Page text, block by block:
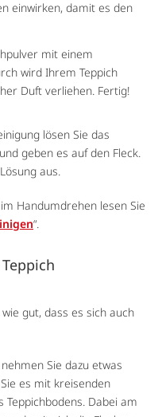
einwirken, damit es den
mit einem
wird Ihrem Teppich
Duft verliehen. Fertig!
lösen Sie das
geben es auf den Fleck.
aus.
Handumdrehen lesen Sie
“.
gut, dass es sich auch
Sie dazu etwas
es mit kreisenden
Teppichbodens. Dabei am